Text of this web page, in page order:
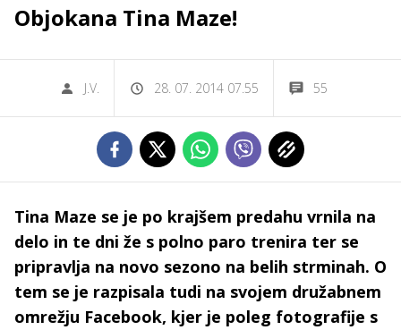
Objokana Tina Maze!
J.V. 28. 07. 2014 07.55 55
Tina Maze se je po krajšem predahu vrnila na
delo in te dni že s polno paro trenira ter se
pripravlja na novo sezono na belih strminah. O
tem se je razpisala tudi na svojem družabnem
omrežju Facebook, kjer je poleg fotografije s